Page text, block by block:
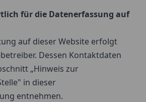
für die Datenerfassung auf
auf dieser Website erfolgt
Dessen Kontaktdaten
„Hinweis zur
in dieser
entnehmen.